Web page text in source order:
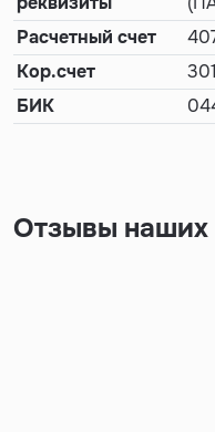
Расчетный счет
Кор.счет
БИК
Отзывы наших